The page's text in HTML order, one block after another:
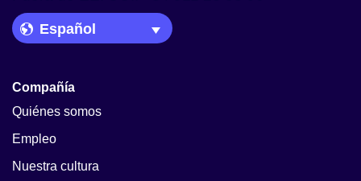
Language Picker
Compañía
Quiénes somos
Empleo
Nuestra cultura